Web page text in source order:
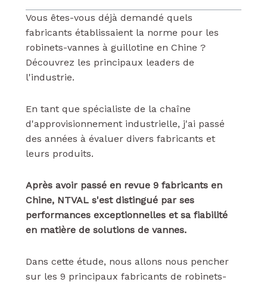
Vous êtes-vous déjà demandé quels
fabricants établissaient la norme pour les
robinets-vannes à guillotine en Chine ?
Découvrez les principaux leaders de
l'industrie.
En tant que spécialiste de la chaîne
d'approvisionnement industrielle, j'ai passé
des années à évaluer divers fabricants et
leurs produits.
Après avoir passé en revue 9 fabricants en
Chine, NTVAL s'est distingué par ses
performances exceptionnelles et sa fiabilité
en matière de solutions de vannes.
Dans cette étude, nous allons nous pencher
sur les 9 principaux fabricants de robinets-